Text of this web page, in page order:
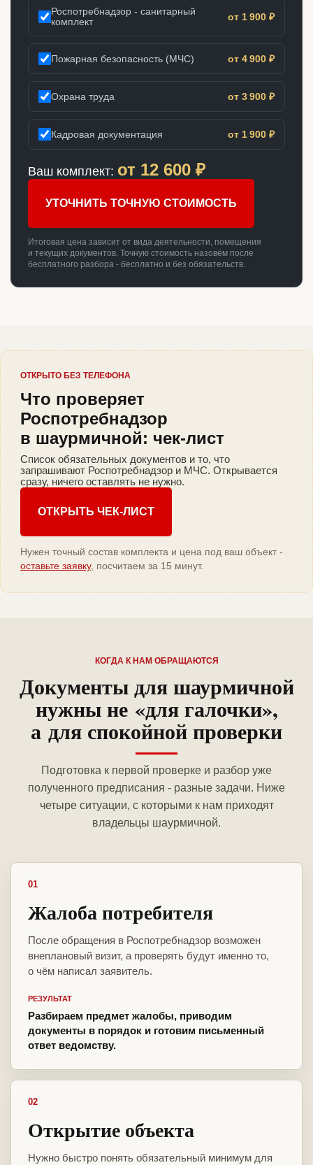
Роспотребнадзор - санитарный
комплект
от 1 900 ₽
Пожарная безопасность (МЧС) от 4 900 ₽
Охрана труда от 3 900 ₽
Кадровая документация от 1 900 ₽
Ваш комплект: от 12 600 ₽
УТОЧНИТЬ ТОЧНУЮ СТОИМОСТЬ
Итоговая цена зависит от вида деятельности, помещения
и текущих документов. Точную стоимость назовём после
бесплатного разбора - бесплатно и без обязательств.
ОТКРЫТО БЕЗ ТЕЛЕФОНА
Что проверяет
Роспотребнадзор
в шаурмичной: чек-лист
Список обязательных документов и то, что
запрашивают Роспотребнадзор и МЧС. Открывается
сразу, ничего оставлять не нужно.
ОТКРЫТЬ ЧЕК-ЛИСТ
Нужен точный состав комплекта и цена под ваш объект -
оставьте заявку, посчитаем за 15 минут.
КОГДА К НАМ ОБРАЩАЮТСЯ
Документы для шаурмичной
нужны не «для галочки»,
а для спокойной проверки
Подготовка к первой проверке и разбор уже
полученного предписания - разные задачи. Ниже
четыре ситуации, с которыми к нам приходят
владельцы шаурмичной.
01
Жалоба потребителя
После обращения в Роспотребнадзор возможен
внеплановый визит, а проверять будут именно то,
о чём написал заявитель.
РЕЗУЛЬТАТ
Разбираем предмет жалобы, приводим
документы в порядок и готовим письменный
ответ ведомству.
02
Открытие объекта
Нужно быстро понять обязательный минимум для